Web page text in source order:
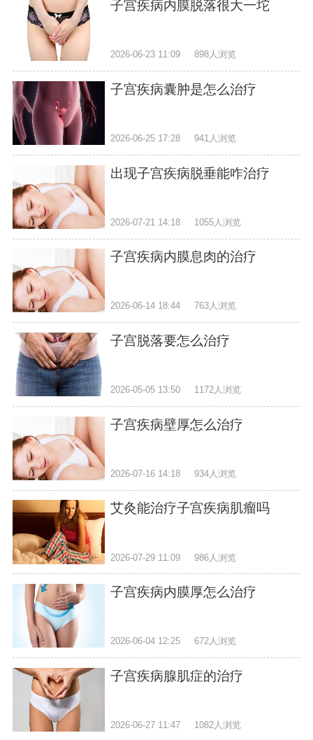
子宫疾病内膜脱落很大一坨
2026-06-23 11:09 898人浏览
子宫疾病囊肿是怎么治疗
2026-06-25 17:28 941人浏览
出现子宫疾病脱垂能咋治疗
2026-07-21 14:18 1055人浏览
子宫疾病内膜息肉的治疗
2026-06-14 18:44 763人浏览
子宫脱落要怎么治疗
2026-05-05 13:50 1172人浏览
子宫疾病壁厚怎么治疗
2026-07-16 14:18 934人浏览
艾灸能治疗子宫疾病肌瘤吗
2026-07-29 11:09 986人浏览
子宫疾病内膜厚怎么治疗
2026-06-04 12:25 672人浏览
子宫疾病腺肌症的治疗
2026-06-27 11:47 1082人浏览